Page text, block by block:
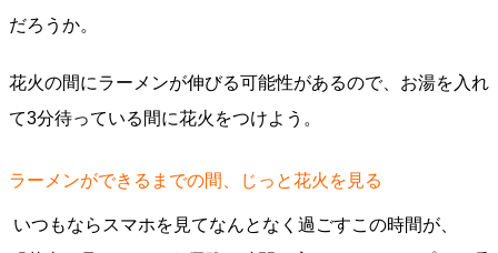
だろうか。
花火の間にラーメンが伸びる可能性があるので、お湯を入れ
て3分待っている間に花火をつけよう。
ラーメンができるまでの間、じっと花火を見る
いつもならスマホを見てなんとなく過ごすこの時間が、